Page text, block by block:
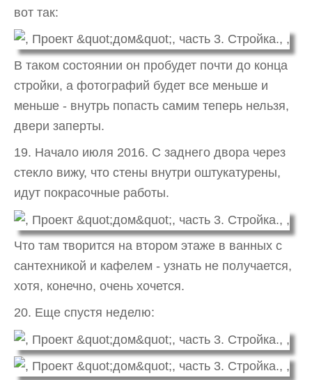
вот так:
В таком состоянии он пробудет почти до конца
стройки, а фотографий будет все меньше и
меньше - внутрь попасть самим теперь нельзя,
двери заперты.
19. Начало июля 2016. С заднего двора через
стекло вижу, что стены внутри оштукатурены,
идут покрасочные работы.
Что там творится на втором этаже в ванных с
сантехникой и кафелем - узнать не получается,
хотя, конечно, очень хочется.
20. Еще спустя неделю: